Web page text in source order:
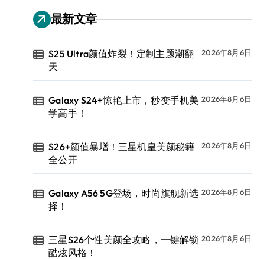
最新文章
S25 Ultra颜值炸裂！定制主题潮翻
天
2026年8月6日
Galaxy S24+惊艳上市，秒变手机美
学高手！
2026年8月6日
S26+颜值暴增！三星机皇美颜秘籍
全公开
2026年8月6日
Galaxy A56 5G登场，时尚旗舰新选
择！
2026年8月6日
三星S26个性美颜全攻略，一键解锁
酷炫风格！
2026年8月6日